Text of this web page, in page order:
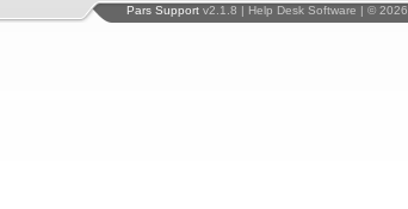
Pars Support v2.1.8 | Help Desk Software | © 2026